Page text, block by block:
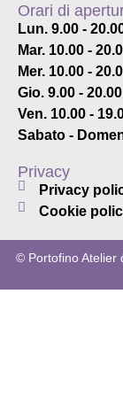
Orari di
Lun. 9.00 -
Mar. 10.00 -
Mer. 10.00 -
Gio. 9.00 - 20.00
Ven. 10.00 -
Sabato -
Privacy
Privacy
Cookie
© Portofino Atelier